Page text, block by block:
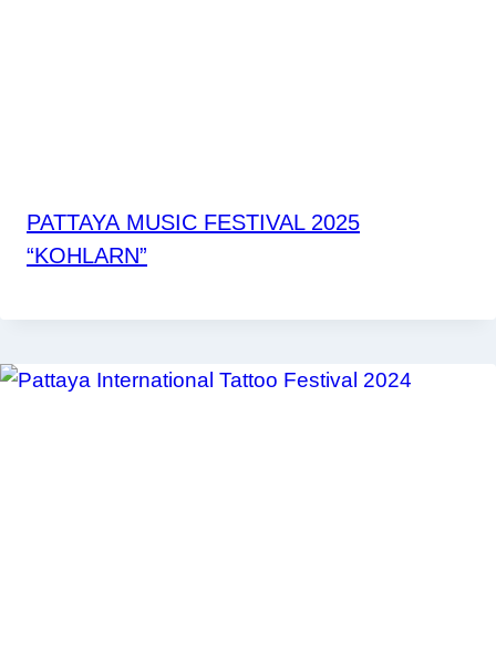
PATTAYA MUSIC FESTIVAL 2025
“KOHLARN”